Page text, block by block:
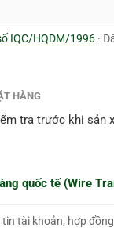
IQC/HQDM/1996 ·
HÀNG
tra trước khi sản
quốc tế (Wire
tài khoản, hợp